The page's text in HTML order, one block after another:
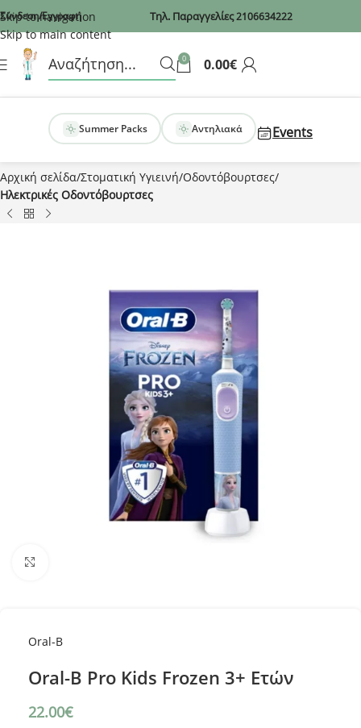
Recaptcha
Skip to navigation
Skip to main content
Σύνδεση/Εγγραφή Τηλ. Παραγγελίες2106634222
0 0.00€
Summer Packs Αντηλιακά Events
Αρχική σελίδα Στοματική Υγιεινή Οδοντόβουρτσες
Ηλεκτρικές Οδοντόβουρτσες
Oral-B
Oral-B Pro Kids Frozen 3+ Ετών
22.00€